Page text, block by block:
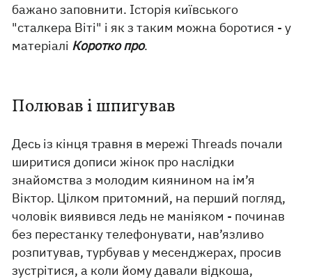
бажано заповнити. Історія київського
"сталкера Віті" і як з таким можна боротися - у
матеріалі Коротко про.
Полював і шпигував
Десь із кінця травня в мережі Threads почали
ширитися дописи жінок про наслідки
знайомства з молодим киянином на ім’я
Віктор. Цілком притомний, на перший погляд,
чоловік виявився ледь не маніяком - починав
без перестанку телефонувати, нав’язливо
розпитував, турбував у месенджерах, просив
зустрітися, а коли йому давали відкоша,